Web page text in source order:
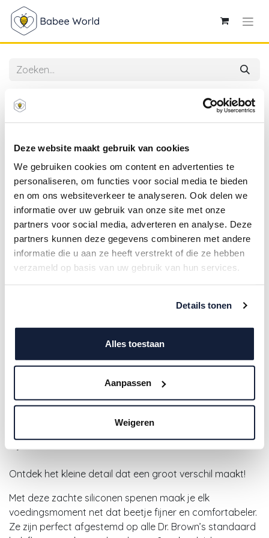
Deze website maakt gebruik van cookies
We gebruiken cookies om content en advertenties te
personaliseren, om functies voor social media te bieden
en om ons websiteverkeer te analyseren. Ook delen we
informatie over uw gebruik van onze site met onze
partners voor social media, adverteren en analyse. Deze
partners kunnen deze gegevens combineren met andere
informatie die u aan ze heeft verstrekt of die ze hebben
verzameld op basis van uw gebruik van hun services.
Details tonen
Alles toestaan
Aanpassen
Weigeren
Dr.Brown's | Zuigspeen Standaardfles Prematuur 2-
pack
Dr.Brown's | Zuigspeen
Standaardfles Prematuur 2-pack
7,49€
Ontdek het kleine detail dat een groot verschil maakt!
Met deze zachte siliconen spenen maak je elk
voedingsmoment net dat beetje fijner en comfortabeler.
Ze zijn perfect afgestemd op alle Dr. Brown’s standaard